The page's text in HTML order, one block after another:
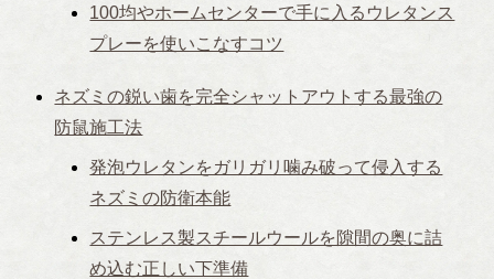
100均やホームセンターで手に入るウレタンス
プレーを使いこなすコツ
ネズミの鋭い歯を完全シャットアウトする最強の
防鼠施工法
発泡ウレタンをガリガリ噛み破って侵入する
ネズミの防衛本能
ステンレス製スチールウールを隙間の奥に詰
め込む正しい下準備